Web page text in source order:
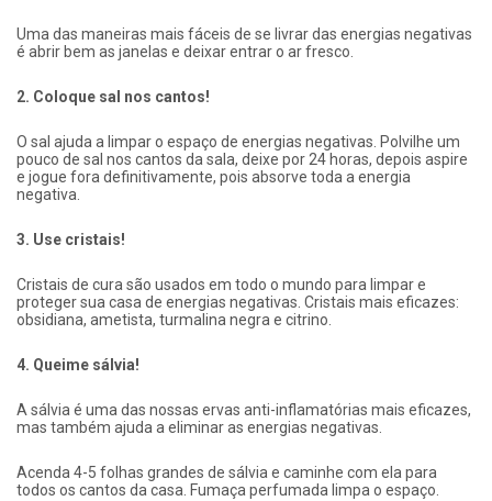
Uma das maneiras mais fáceis de se livrar das energias negativas
é abrir bem as janelas e deixar entrar o ar fresco.
2. Coloque sal nos cantos!
O sal ajuda a limpar o espaço de energias negativas. Polvilhe um
pouco de sal nos cantos da sala, deixe por 24 horas, depois aspire
e jogue fora definitivamente, pois absorve toda a energia
negativa.
3. Use cristais!
Cristais de cura são usados ​​em todo o mundo para limpar e
proteger sua casa de energias negativas. Cristais mais eficazes:
obsidiana, ametista, turmalina negra e citrino.
4. Queime sálvia!
A sálvia é uma das nossas ervas anti-inflamatórias mais eficazes,
mas também ajuda a eliminar as energias negativas.
Acenda 4-5 folhas grandes de sálvia e caminhe com ela para
todos os cantos da casa. Fumaça perfumada limpa o espaço.